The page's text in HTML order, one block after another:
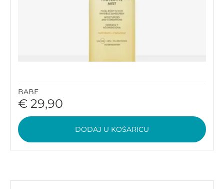
BABE
€ 29,90
DODAJ U KOŠARICU